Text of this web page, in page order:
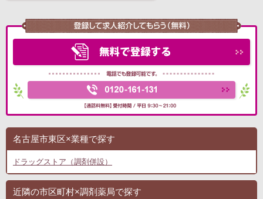
名古屋市東区×業種で探す
ドラッグストア（調剤併設）
近隣の市区町村×調剤薬局で探す